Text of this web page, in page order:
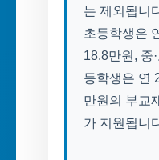
는 제외됩니
초등학생은
18.8만원, 중·
등학생은 연
만원의 부교
가 지원됩니